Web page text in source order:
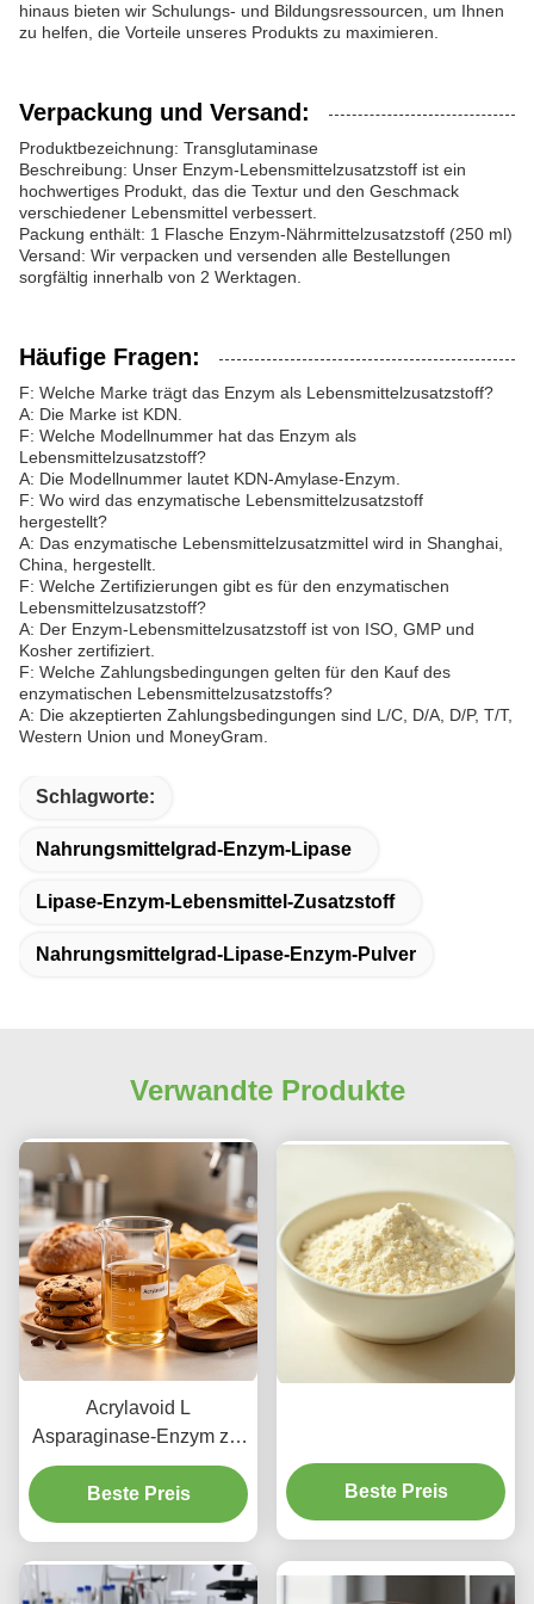
hinaus bieten wir Schulungs- und Bildungsressourcen, um Ihnen
zu helfen, die Vorteile unseres Produkts zu maximieren.
Verpackung und Versand:
Produktbezeichnung: Transglutaminase
Beschreibung: Unser Enzym-Lebensmittelzusatzstoff ist ein
hochwertiges Produkt, das die Textur und den Geschmack
verschiedener Lebensmittel verbessert.
Packung enthält: 1 Flasche Enzym-Nährmittelzusatzstoff (250 ml)
Versand: Wir verpacken und versenden alle Bestellungen
sorgfältig innerhalb von 2 Werktagen.
Häufige Fragen:
F: Welche Marke trägt das Enzym als Lebensmittelzusatzstoff?
A: Die Marke ist KDN.
F: Welche Modellnummer hat das Enzym als
Lebensmittelzusatzstoff?
A: Die Modellnummer lautet KDN-Amylase-Enzym.
F: Wo wird das enzymatische Lebensmittelzusatzstoff
hergestellt?
A: Das enzymatische Lebensmittelzusatzmittel wird in Shanghai,
China, hergestellt.
F: Welche Zertifizierungen gibt es für den enzymatischen
Lebensmittelzusatzstoff?
A: Der Enzym-Lebensmittelzusatzstoff ist von ISO, GMP und
Kosher zertifiziert.
F: Welche Zahlungsbedingungen gelten für den Kauf des
enzymatischen Lebensmittelzusatzstoffs?
A: Die akzeptierten Zahlungsbedingungen sind L/C, D/A, D/P, T/T,
Western Union und MoneyGram.
Schlagworte:
Nahrungsmittelgrad-Enzym-Lipase
Lipase-Enzym-Lebensmittel-Zusatzstoff
Nahrungsmittelgrad-Lipase-Enzym-Pulver
Verwandte Produkte
Acrylavoid L
Asparaginase-Enzym zur
Akrylamidreduktion von
bis zu 90% in Backwaren,
Snacks und Kaffee.
Beste Preis Beste Preis